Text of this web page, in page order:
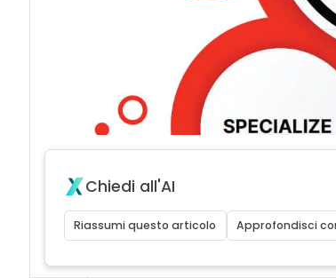
Chiedi all'AI
Riassumi questo articolo Approfondisci